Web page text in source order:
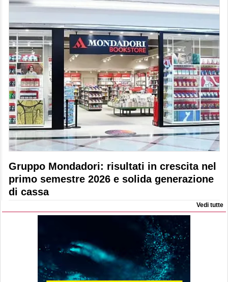
Gruppo Mondadori: risultati in crescita nel
primo semestre 2026 e solida generazione
di cassa
Vedi tutte